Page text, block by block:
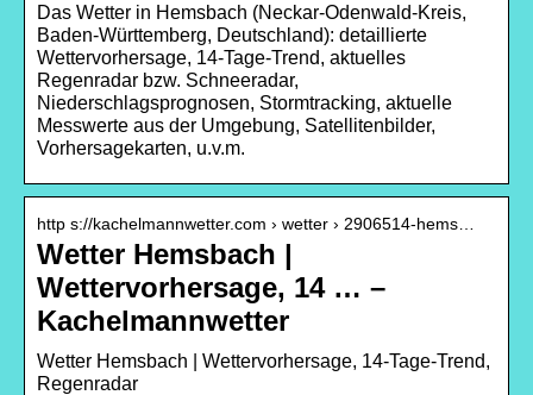
Das Wetter in Hemsbach (Neckar-Odenwald-Kreis,
Baden-Württemberg, Deutschland): detaillierte
Wettervorhersage, 14-Tage-Trend, aktuelles
Regenradar bzw. Schneeradar,
Niederschlagsprognosen, Stormtracking, aktuelle
Messwerte aus der Umgebung, Satellitenbilder,
Vorhersagekarten, u.v.m.
http s://kachelmannwetter.com › wetter › 2906514-hems…
Wetter Hemsbach |
Wettervorhersage, 14 … –
Kachelmannwetter
Wetter Hemsbach | Wettervorhersage, 14-Tage-Trend,
Regenradar